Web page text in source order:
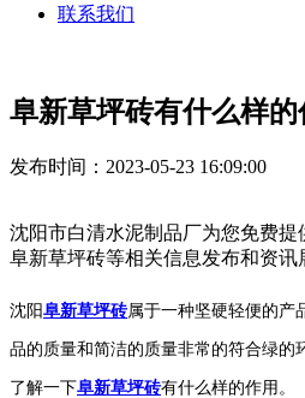
联系我们
阜新草坪砖有什么样的
发布时间：2023-05-23 16:09:00
沈阳市白清水泥制品厂为您免费提
阜新草坪砖等相关信息发布和资讯
沈阳阜新草坪砖属于一种坚硬轻便的产
品的质量和简洁的质量非常的符合绿的
了解一下阜新草坪砖有什么样的作用。